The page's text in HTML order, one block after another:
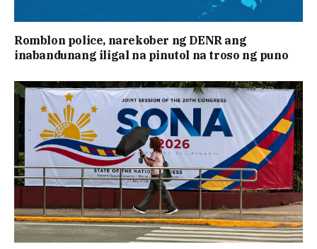
Romblon police, narekober ng DENR ang
inabandunang iligal na pinutol na troso ng puno